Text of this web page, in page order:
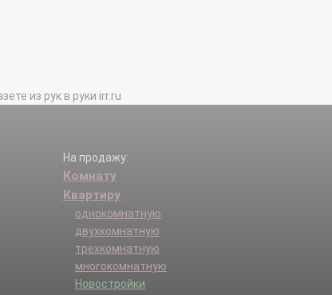
из рук в руки irr.ru
На продажу:
Комнату
Квартиру
однокомнатную
двухкомнатную
трехкомнатную
многокомнатную
Новостройки